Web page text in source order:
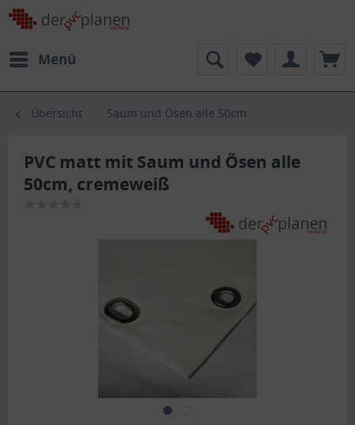
Menü
Übersicht Saum und Ösen alle 50cm
PVC matt mit Saum und Ösen alle
50cm, cremeweiß